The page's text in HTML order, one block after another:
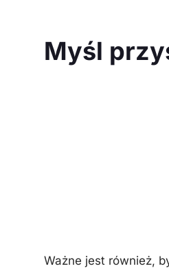
Myśl
Ważne jest również,